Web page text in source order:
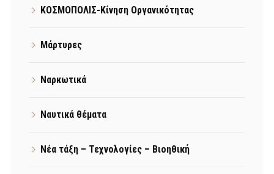
ΚΟΣΜΟΠΟΛΙΣ-Κίνηση Οργανικότητας
Μάρτυρες
Ναρκωτικά
Ναυτικά θέματα
Νέα τάξη – Τεχνολογίες – Βιοηθική